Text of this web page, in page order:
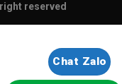
right reserved
Chat Zalo